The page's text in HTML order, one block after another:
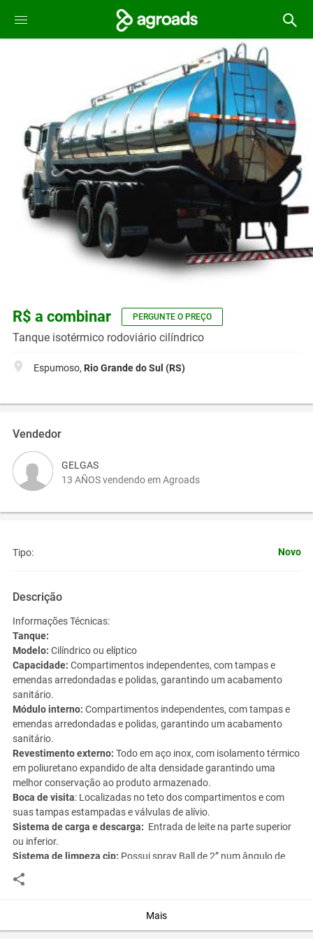
R$ a combinar PERGUNTE O PREÇO
Tanque isotérmico rodoviário cilíndrico
Espumoso, Rio Grande do Sul (RS)
Vendedor
GELGAS
13 AÑOS vendendo em Agroads
Tipo: Novo
Descrição
Informações Técnicas:
Tanque:
Modelo: Cilíndrico ou elíptico
Capacidade: Compartimentos independentes, com tampas e
emendas arredondadas e polidas, garantindo um acabamento
sanitário.
Módulo interno: Compartimentos independentes, com tampas e
emendas arredondadas e polidas, garantindo um acabamento
sanitário.
Revestimento externo: Todo em aço inox, com isolamento térmico
em poliuretano expandido de alta densidade garantindo uma
melhor conservação ao produto armazenado.
Boca de visita: Localizadas no teto dos compartimentos e com
suas tampas estampadas e válvulas de alívio.
Sistema de carga e descarga: Entrada de leite na parte superior
ou inferior.
Sistema de limpeza cip: Possui spray Ball de 2” num ângulo de
360 graus, com tubulação interligando os compartimentos e
válvulas e conexões em aço inox.
e perfil enrijecidos, tendo berços de apoio laminados revestidos
com borrachas que protegem contra choque e vibrações, tendo em
Mais